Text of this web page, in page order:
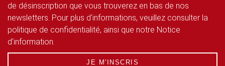
de désinscription que vous trouverez en bas de nos
newsletters. Pour plus d'informations, veuillez consulter la
politique de confidentialité, ainsi que notre Notice
d'information.
JE M'INSCRIS